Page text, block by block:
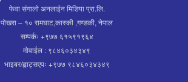
फेवा संगालो अनलाईन मिडिया प्रा.लि.
पोखरा – १० रामघाट,कास्की ,गण्डकी, नेपाल
सम्पर्कः +९७७ ६१५९१९६४
मोवाईल : ९८४६०३४३४९
भाइबर/ह्वाट्सएपः +९७७ ९८४६०३४३४९